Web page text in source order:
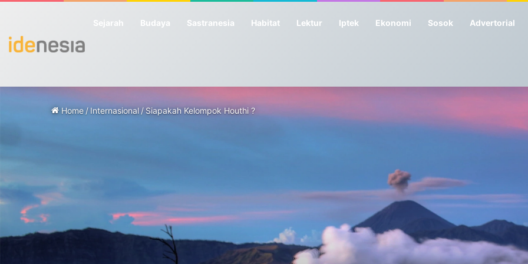
Sejarah Budaya Sastranesia Habitat Lektur Iptek Ekonomi Sosok Advertorial
Home /Internasional/Siapakah Kelompok Houthi ?